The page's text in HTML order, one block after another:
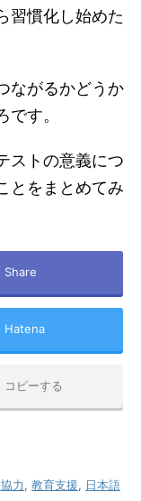
習慣化し始めた
ながるかどうか
す。
ストの意義につ
とをまとめてみ
Share
Hatena
コピーする
力, 教育支援, 日本語